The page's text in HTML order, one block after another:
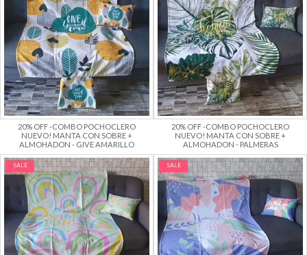
20% OFF -COMBO POCHOCLERO
NUEVO! MANTA CON SOBRE +
ALMOHADON - GIVE AMARILLO
20% OFF -COMBO POCHOCLERO
NUEVO! MANTA CON SOBRE +
ALMOHADON - PALMERAS
SALE SALE